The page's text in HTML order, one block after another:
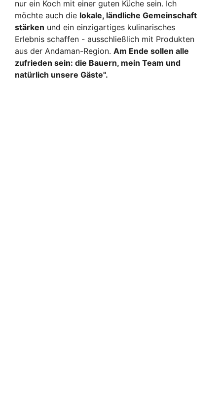
nur ein Koch mit einer guten Küche sein. Ich
möchte auch die lokale, ländliche Gemeinschaft
stärken und ein einzigartiges kulinarisches
Erlebnis schaffen - ausschließlich mit Produkten
aus der Andaman-Region. Am Ende sollen alle
zufrieden sein: die Bauern, mein Team und
natürlich unsere Gäste".